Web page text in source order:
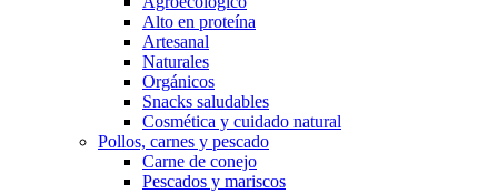
Alto en proteína
Artesanal
Naturales
Orgánicos
Snacks saludables
Cosmética y cuidado natural
Pollos, carnes y pescado
Carne de conejo
Pescados y mariscos